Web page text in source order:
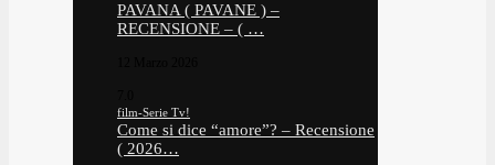
PAVANA ( PAVANE ) –
RECENSIONE – ( …
film-Serie Tv!
Come si dice “amore”? – Recensione
( 2026…